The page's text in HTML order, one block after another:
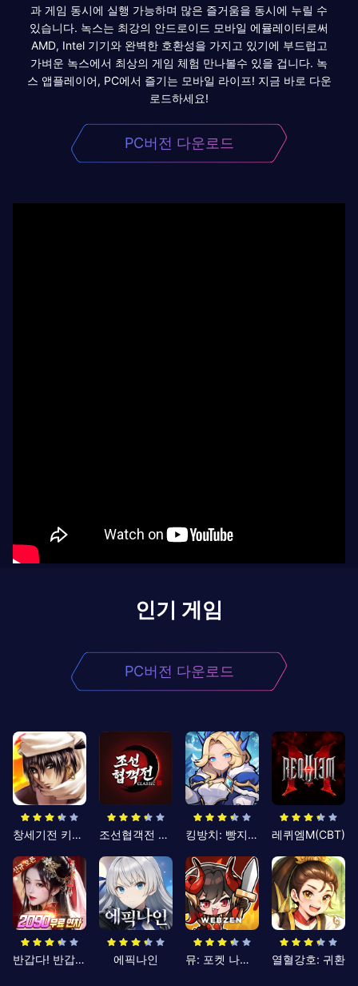
과 게임 동시에 실행 가능하며 많은 즐거움을 동시에 누릴 수
있습니다. 녹스는 최강의 안드로이드 모바일 에뮬레이터로써
AMD, Intel 기기와 완벽한 호환성을 가지고 있기에 부드럽고
가벼운 녹스에서 최상의 게임 체험 만나볼수 있을 겁니다. 녹
스 앱플레이어, PC에서 즐기는 모바일 라이프! 지금 바로 다운
로드하세요!
PC버전 다운로드
인기 게임
PC버전 다운로드
창세기전 키우기 조선협객전 클래식 킹방치: 빵지의 제왕 레퀴엠M(CBT)
반갑다! 반갑삼국지 에픽나인 뮤: 포켓 나이츠 열혈강호: 귀환